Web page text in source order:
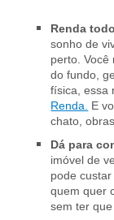
Renda
sonho de
perto.
do fundo,
física, essa
Renda. E
chato,
Dá para
imóvel de
pode
quem quer
sem ter